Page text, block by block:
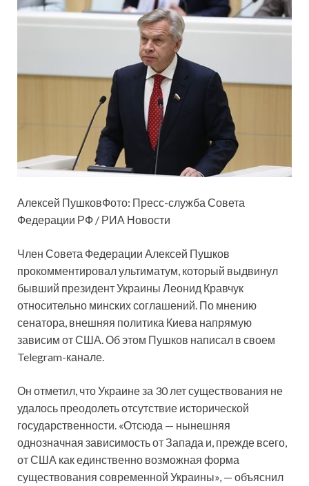
Алексей ПушковФото: Пресс-служба Совета
Федерации РФ / РИА Новости
Член Совета Федерации Алексей Пушков
прокомментировал ультиматум, который выдвинул
бывший президент Украины Леонид Кравчук
относительно минских соглашений. По мнению
сенатора, внешняя политика Киева напрямую
зависим от США. Об этом Пушков написал в своем
Telegram-канале.
Он отметил, что Украине за 30 лет существования не
удалось преодолеть отсутствие исторической
государственности. «Отсюда — нынешняя
однозначная зависимость от Запада и, прежде всего,
от США как единственно возможная форма
существования современной Украины», — объяснил